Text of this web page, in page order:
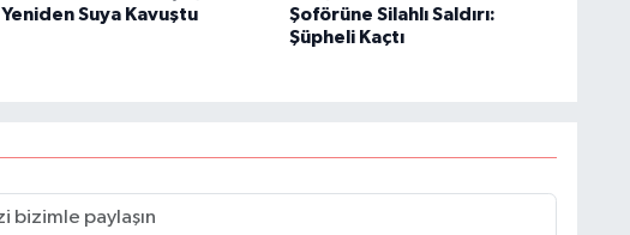
Yeniden Suya Kavuştu
Şoförüne Silahlı Saldırı:
Şüpheli Kaçtı